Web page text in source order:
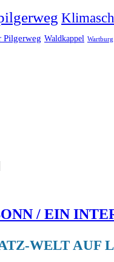
Pilgerweg Waldkappel Wartburg
/ EIN
WELT AUF